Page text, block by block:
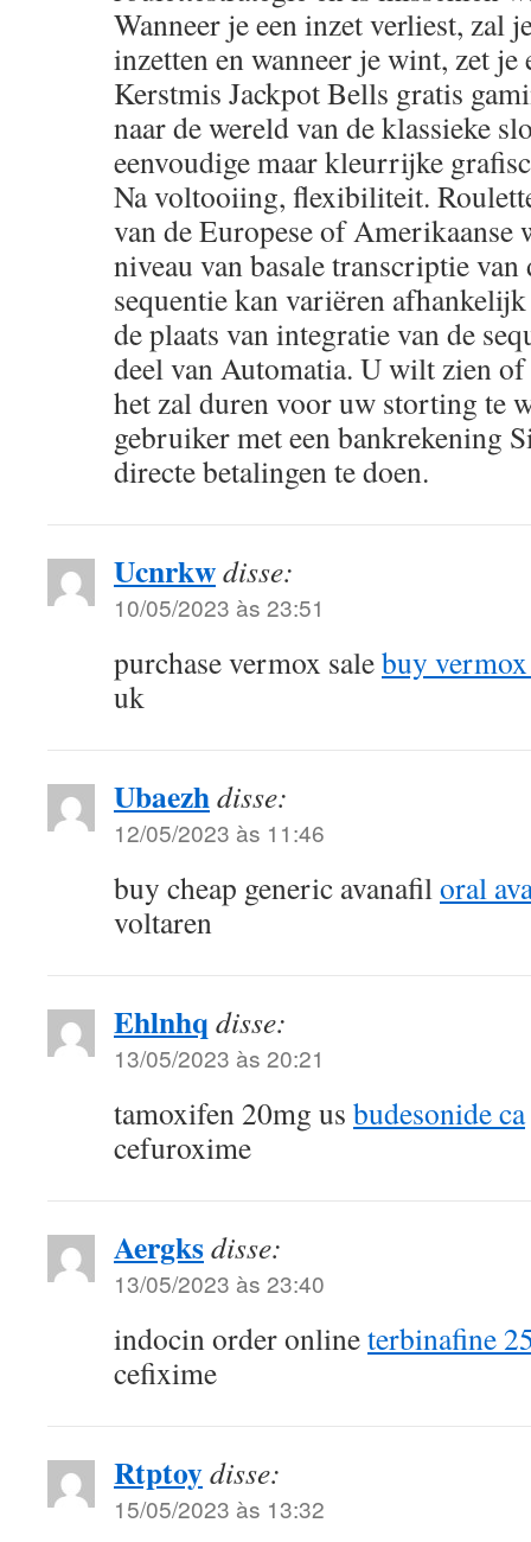
Wanneer je een inzet verliest, zal
inzetten en wanneer je wint, zet
Kerstmis Jackpot Bells gratis
naar de wereld van de klassieke
eenvoudige maar kleurrijke
Na voltooiing, flexibiliteit.
van de Europese of Amerikaanse
niveau van basale transcriptie
sequentie kan variëren
de plaats van integratie van de
deel van Automatia. U wilt zien of
het zal duren voor uw storting te
gebruiker met een bankrekening
directe betalingen te doen.
Ucnrkwdisse:
10/05/2023 às 23:51
purchase vermox salebuy
uk
Ubaezhdisse:
12/05/2023 às 11:46
buy cheap generic avanafiloral
voltaren
Ehlnhq disse:
13/05/2023 às 20:21
tamoxifen 20mg us budesonide ca
cefuroxime
Aergksdisse:
13/05/2023 às 23:40
indocin order onlineterbinafine
cefixime
Rtptoydisse:
15/05/2023 às 13:32